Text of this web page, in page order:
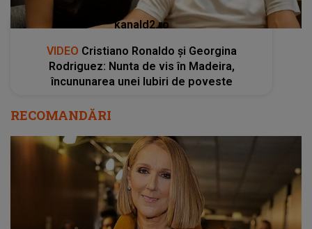
kanald2.ro
VIDEO Cristiano Ronaldo și Georgina
Rodriguez: Nunta de vis în Madeira,
încununarea unei Iubiri de poveste
RECOMANDĂRI